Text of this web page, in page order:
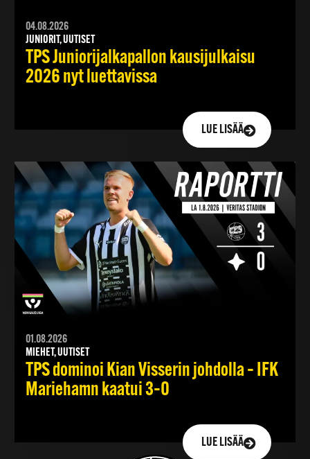
04.08.2026
JUNIORIT, UUTISET
TPS Juniorijalkapallon kausijulkaisu
2026 nyt luettavissa
LUE LISÄÄ
01.08.2026
MIEHET, UUTISET
TPS dominoi Kian Visserin johdolla – IFK
Mariehamn kaatui 3–0
LUE LISÄÄ